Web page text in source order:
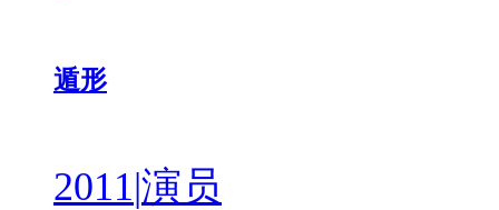
遁形
2011|演员